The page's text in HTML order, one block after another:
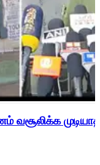
வசூலிக்க